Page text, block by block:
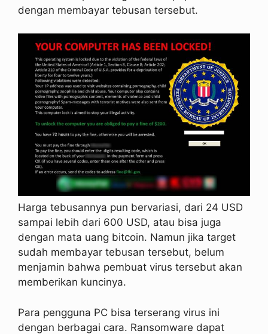
dengan membayar tebusan tersebut.
Harga tebusannya pun bervariasi, dari 24 USD
sampai lebih dari 600 USD, atau bisa juga
dengan mata uang bitcoin. Namun jika target
sudah membayar tebusan tersebut, belum
menjamin bahwa pembuat virus tersebut akan
memberikan kuncinya.
Para pengguna PC bisa terserang virus ini
dengan berbagai cara. Ransomware dapat